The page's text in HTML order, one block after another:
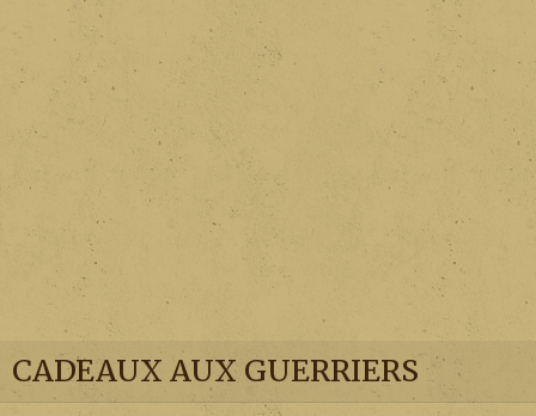
CADEAUX AUX GUERRIERS